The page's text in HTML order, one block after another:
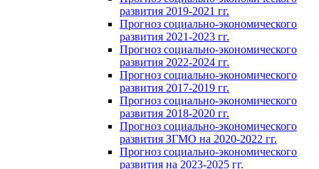
развития 2019-2021 гг.
Прогноз социально-экономического
развития 2021-2023 гг.
Прогноз социально-экономического
развития 2022-2024 гг.
Прогноз социально-экономического
развития 2017-2019 гг.
Прогноз социально-экономического
развития 2018-2020 гг.
Прогноз социально-экономического
развития ЗГМО на 2020-2022 гг.
Прогноз социально-экономического
развития на 2023-2025 гг.